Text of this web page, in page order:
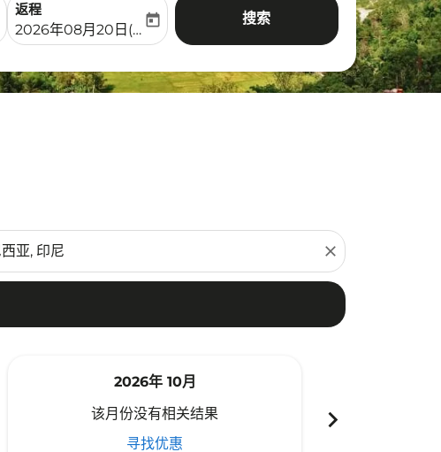
date-aria-label
返程
fc-booking-return-date-aria-label
2026年08月20日(周四)
today 搜索
close
2026年 10月
该月份没有相关结果
寻找优惠
chevron_right